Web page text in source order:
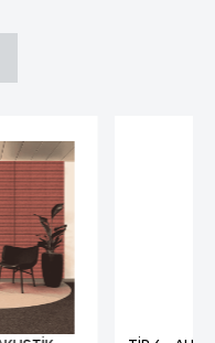
için
cihazınızda
sonra bile
silinene
alt
Sitesini
göz önünde
sunulması